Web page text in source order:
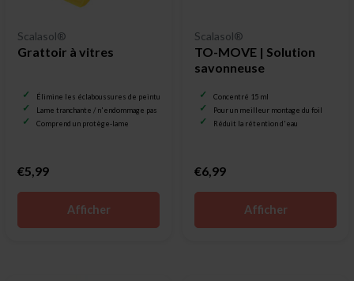
Scalasol®
Grattoir à vitres
Élimine les éclaboussures de peinture et la saleté
Lame tranchante / n'endommage pas le verre
Comprend un protège-lame
€5,99
Afficher
Scalasol®
TO-MOVE | Solution
savonneuse
Concentré 15 ml
Pour un meilleur montage du foil
Réduit la rétention d'eau
€6,99
Afficher